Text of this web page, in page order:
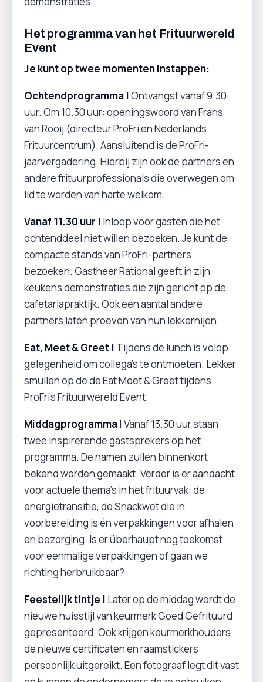
Het programma van het Frituurwereld
Event
Je kunt op twee momenten instappen:
Ochtendprogramma |Ontvangst vanaf 9.30
uur. Om 10.30 uur: openingswoord van Frans
van Rooij (directeur ProFri en Nederlands
Frituurcentrum). Aansluitend is de ProFri-
jaarvergadering. Hierbij zijn ook de partners en
andere frituurprofessionals die overwegen om
lid te worden van harte welkom.
Vanaf 11.30 uur | Inloop voor gasten die het
ochtenddeel niet willen bezoeken. Je kunt de
compacte stands van ProFri-partners
bezoeken. Gastheer Rational geeft in zijn
keukens demonstraties die zijn gericht op de
cafetariapraktijk. Ook een aantal andere
partners laten proeven van hun lekkernijen.
Eat, Meet & Greet | Tijdens de lunch is volop
gelegenheid om collega’s te ontmoeten. Lekker
smullen op de de Eat Meet & Greet tijdens
ProFri’s Frituurwereld Event.
Middagprogramma| Vanaf 13.30 uur staan
twee inspirerende gastsprekers op het
programma. De namen zullen binnenkort
bekend worden gemaakt. Verder is er aandacht
voor actuele thema’s in het frituurvak: de
energietransitie, de Snackwet die in
voorbereiding is én verpakkingen voor afhalen
en bezorging. Is er überhaupt nog toekomst
voor eenmalige verpakkingen of gaan we
richting herbruikbaar?
Feestelijk tintje | Later op de middag wordt de
nieuwe huisstijl van keurmerk Goed Gefrituurd
gepresenteerd. Ook krijgen keurmerkhouders
de nieuwe certificaten en raamstickers
persoonlijk uitgereikt. Een fotograaf legt dit vast